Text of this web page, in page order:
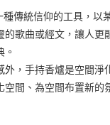
種傳統信仰的工具，以
的歌曲或經文，讓人更
。
外，手持香爐是空間淨
空間、為空間布置新的